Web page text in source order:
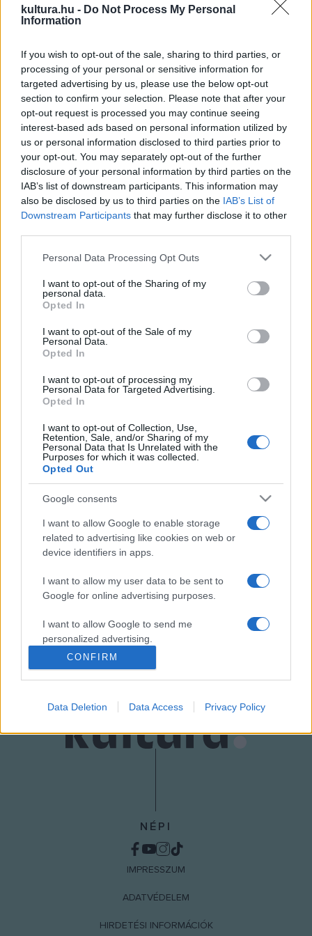
kultura.hu - Do Not Process My Personal
Information
If you wish to opt-out of the sale, sharing to third parties, or
processing of your personal or sensitive information for
targeted advertising by us, please use the below opt-out
section to confirm your selection. Please note that after your
opt-out request is processed you may continue seeing
interest-based ads based on personal information utilized by
us or personal information disclosed to third parties prior to
your opt-out. You may separately opt-out of the further
disclosure of your personal information by third parties on the
IAB’s list of downstream participants. This information may
also be disclosed by us to third parties on the IAB’s List of
Downstream Participants that may further disclose it to other
Please note that this website/app uses one or more Google
not limited to your visit or usage behaviour. You may click to
grant or deny consent to Google and its third-party tags to
use your data for below specified purposes in below Google
consent section.
Personal Data Processing Opt Outs
I want to opt-out of the Sharing of my
personal data.
Opted In
I want to opt-out of the Sale of my
Personal Data.
Opted In
I want to opt-out of processing my
Personal Data for Targeted Advertising.
Opted In
I want to opt-out of Collection, Use,
Retention, Sale, and/or Sharing of my
Personal Data that Is Unrelated with the
Purposes for which it was collected.
Opted Out
Google consents
I want to allow Google to enable storage
related to advertising like cookies on web or
device identifiers in apps.
I want to allow my user data to be sent to
Google for online advertising purposes.
I want to allow Google to send me
personalized advertising.
I want to allow Google to enable storage
related to analytics like cookies on web or
related to functionality of the website or app.
I want to allow Google to enable storage
related to security, including authentication
functionality and fraud prevention, and other
CONFIRM
Data Deletion Data Access Privacy Policy
mi történik hazánkban a kultúra, az előadó-művészet és a
cirkuszművészet terén.– mondta el Fekete Péter az
előadását követően. – Jó okuk van rá, hiszen artista
művészeink hosszú évtizedekig bizonyították a világban,
hogy a művészeti ág élvonalába tartozunk – tette hozzá.
Magyarország új cirkuszközpont építési terveiről is tud a
világ, és egyedülálló az a programunk, hogy minden általános
iskolás gyermeket eljuttassunk színházba évente egyszer
és minden magyar gyermek megtekinthet egy cirkuszi
előadást, részt vehet egy cirkuszpedagógiai foglakozáson.
felemelő érzés, hogy ilyen kiemelt figyelemmel tekintenek e
művészeti ág művelői hazánkra, nagyszerű érzés volt ismét
erősíteni Magyarország megítélését egy világkonferencián,
ahol a szakmai élet legnagyobbjai voltak jelen –
A világ cirkuszművészei nagy számban vettek részt a
konferencián és a fesztiválon, hiszen első alkalommal
rendezte közösen a Monte Carló-i Fesztivál és a Chimelong
Company a rendezvényt.
Forrás: EMMI
CIRKUSZ EMMI FEKETE PÉTER
MEGOSZTÁS
NÉPI
IMPRESSZUM
ADATVÉDELEM
HIRDETÉSI INFORMÁCIÓK